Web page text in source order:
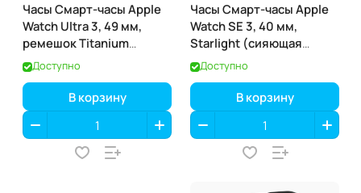
Часы Смарт-часы Apple
Watch Ultra 3, 49 мм,
ремешок Titanium
Milanese Loop, Чёрный
титан / Black Titanium
Доступно
В корзину
Часы Смарт-часы Apple
Watch SE 3, 40 мм,
Starlight (сияющая
звезда), GPS
Доступно
В корзину